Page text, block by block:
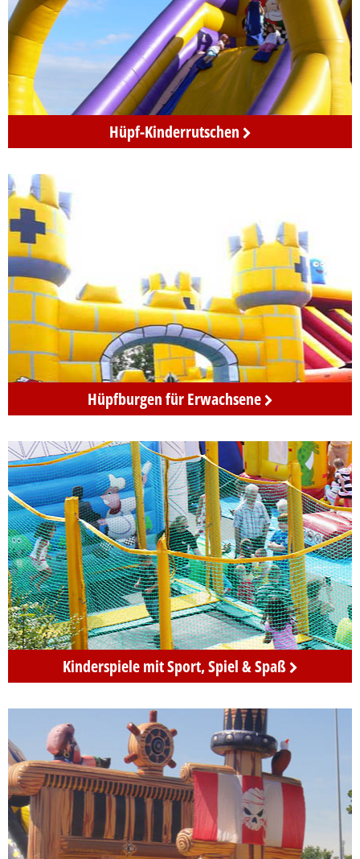
Berlin
Hüpf-KinderrutschenKinderspiele
&
in
Berlin
Hüpfburgen für ErwachseneErwachsene
hüpfen
Kinderspiele mit Sport, Spiel & SpaßSport
&
Spiel
mieten
in
Berlin